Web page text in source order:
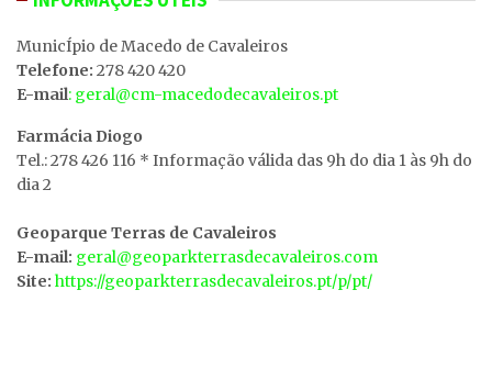
MunicÍpio de Macedo de Cavaleiros
Telefone: 278 420 420
E-mail: geral@cm-macedodecavaleiros.pt
Farmácia Diogo
Tel.: 278 426 116 * Informação válida das 9h do dia 1 às 9h do
dia 2
Geoparque Terras de Cavaleiros
E-mail: geral@geoparkterrasdecavaleiros.com
Site: https://geoparkterrasdecavaleiros.pt/p/pt/